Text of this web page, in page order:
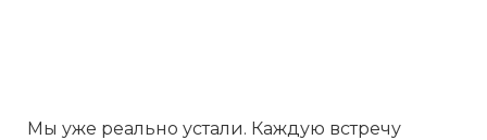
Мы уже реально устали. Каждую встречу